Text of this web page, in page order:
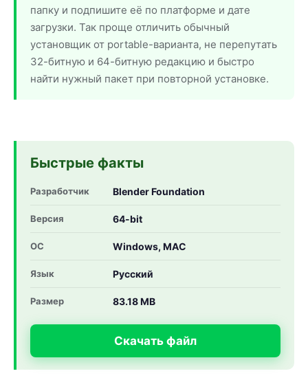
папку и подпишите её по платформе и дате
загрузки. Так проще отличить обычный
установщик от portable-варианта, не перепутать
32-битную и 64-битную редакцию и быстро
найти нужный пакет при повторной установке.
Быстрые факты
Разработчик Blender Foundation
Версия 64-bit
ОС Windows, MAC
Язык Русский
Размер 83.18 MB
Скачать файл